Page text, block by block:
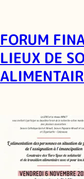
FORUM
LIEUX DE